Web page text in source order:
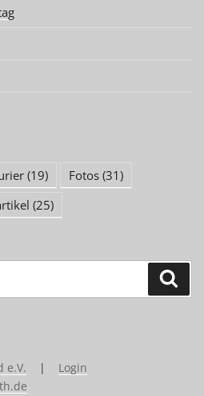
(19) Fotos (31)
(25)
e.V. | Login